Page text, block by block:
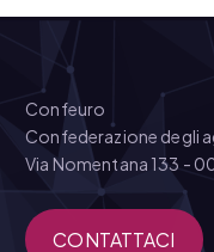
Confeuro
Confederazione degli
Via Nomentana 133 -
CONTATTACI